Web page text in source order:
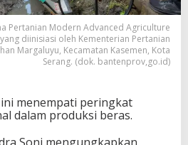
Pertanian Modern Advanced Agriculture
yang diinisiasi oleh Kementerian Pertanian
Margaluyu, Kecamatan Kasemen, Kota
Serang. (dok. bantenprov,go.id)
menempati peringkat
dalam produksi beras.